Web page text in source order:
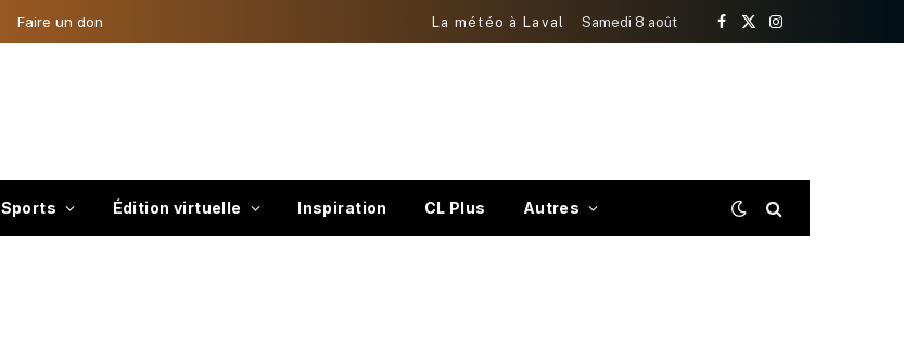
Faire un don La météo à Laval Samedi 8 août
Facebook
X
Instagram
Sports Édition virtuelle Inspiration CL Plus Autres